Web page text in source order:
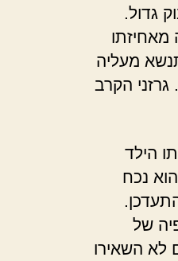
גדול.
מאחיזתו
מעליה
הקרב
הילד
נכח
של
לא השאירו